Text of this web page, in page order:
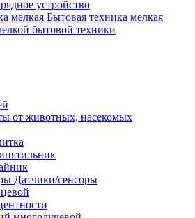
устройство
Бытовая техника мелкая
бытовой техники
от животных, насекомых
Датчики/сенсоры